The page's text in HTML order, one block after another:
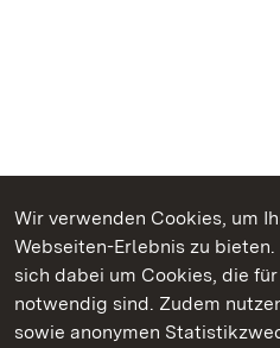
Wir verwenden Cookies, um
Webseiten-Erlebnis zu
sich dabei um Cookies, die
notwendig sind. Zudem
sowie anonymen
Kommen. Staunen.